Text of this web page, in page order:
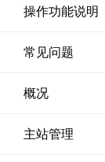
操作功能说明
常见问题
概况
主站管理